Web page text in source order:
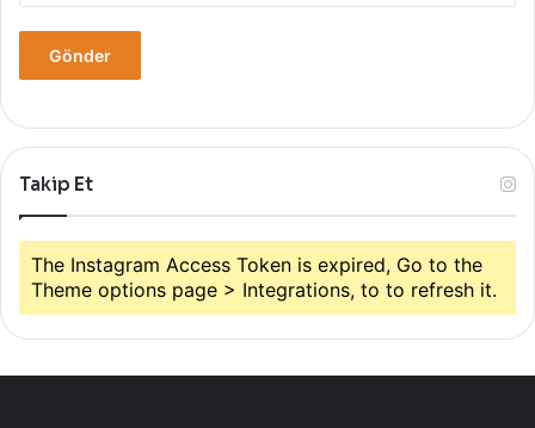
Takip Et
The Instagram Access Token is expired, Go to the
Theme options page > Integrations, to to refresh it.